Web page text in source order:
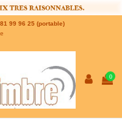
99 96 25 (portable)
0